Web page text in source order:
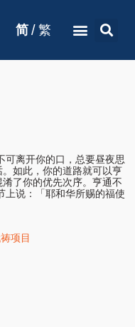
简 / 繁
可离开你的口，总要昼夜思
如此，你的道路就可以亨
了你的优先次序。亨通不
上说：「耶和华所赐的福使
项目